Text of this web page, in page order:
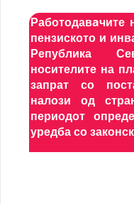
Работодавaчите
пензиското и
Република
носителите на
запрат со
налози од
периодот
уредба со